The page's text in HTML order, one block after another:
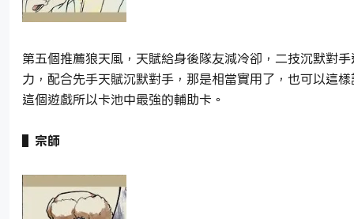
第五個推薦狼天風，天賦給身後隊友減冷卻，二技沉默對
力，配合先手天賦沉默對手，那是相當實用了，也可以這
這個遊戲所以卡池中最強的輔助卡。
▌宗師